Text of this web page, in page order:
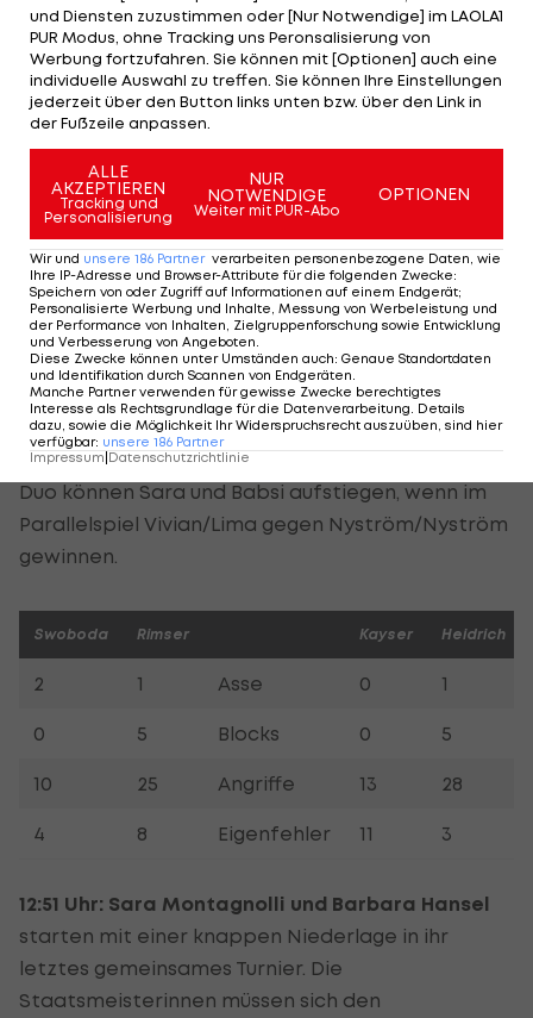
1 5 Eigenfehler 5 5
17:50 Uhr: Sara Montagnolli und Barbara Hansel
halten ihre Aufstiegs-Chance am Leben. Nach der
knappen Auftakt-Niederlage gegen Vivian/Lima
(BRA) setzen sich die ÖVV-Staatsmeisterinnen im
zweiten Spiel gegenEmilia und Erika Nyström
(FIN) klar mit 21:15, 21:16durch.
Im Parallel-Spiel schlagen Goller/Ludwig
Vivian/Lima ebenfalls in zwei Sätzen. Damit
halten nach den ersten vier Spielen alle Teams
bei einem Sieg. Gegnerinnen im letzten
Gruppenspiel sind Sara Goller und Laura Ludwig.
Selbst bei einer Niederlage gegen das Deutsche
Duo können Sara und Babsi aufstiegen, wenn im
Parallelspiel Vivian/Lima gegen Nyström/Nyström
gewinnen.
Swoboda Rimser Kayser Heidrich
2 1 Asse 0 1
0 5 Blocks 0 5
10 25 Angriffe 13 28
4 8 Eigenfehler 11 3
12:51 Uhr: Sara Montagnolli und Barbara Hansel
starten mit einer knappen Niederlage in ihr
letztes gemeinsames Turnier. Die
Staatsmeisterinnen müssen sich den
und Diensten zuzustimmen oder [Nur Notwendige] im LAOLA1
PUR Modus, ohne Tracking uns Peronsalisierung von
Werbung fortzufahren. Sie können mit [Optionen] auch eine
individuelle Auswahl zu treffen. Sie können Ihre Einstellungen
jederzeit über den Button links unten bzw. über den Link in
der Fußzeile anpassen.
ALLE
AKZEPTIEREN
Tracking und
Personalisierung
NUR
NOTWENDIGE
Weiter mit PUR-Abo
OPTIONEN
Wir und unsere 186 Partner verarbeiten personenbezogene Daten, wie
Ihre IP-Adresse und Browser-Attribute für die folgenden Zwecke:
Speichern von oder Zugriff auf Informationen auf einem Endgerät;
Personalisierte Werbung und Inhalte, Messung von Werbeleistung und
der Performance von Inhalten, Zielgruppenforschung sowie Entwicklung
und Verbesserung von Angeboten
Diese Zwecke können unter Umständen auch: Genaue Standortdaten
und Identifikation durch Scannen von Endgeräten
Manche Partner verwenden für gewisse Zwecke berechtigtes
Interesse als Rechtsgrundlage für die Datenverarbeitung. Details
dazu, sowie die Möglichkeit Ihr Widerspruchsrecht auszuüben, sind hier
verfügbar: unsere 186 Partner
Impressum|Datenschutzrichtlinie